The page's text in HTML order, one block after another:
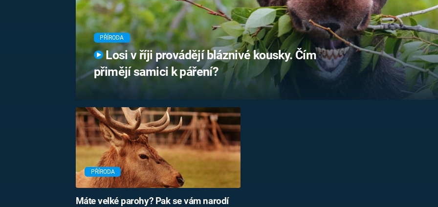
PRVNÍ SVĚTOVÁ
RODINA
ALTERNATIVNÍ
HISTORIE
KLAMY
PŘÍRODA
Losi v říji provádějí bláznivé kousky. Čím
přimějí samici k páření?
PŘÍRODA
Máte velké parohy? Pak se vám narodí